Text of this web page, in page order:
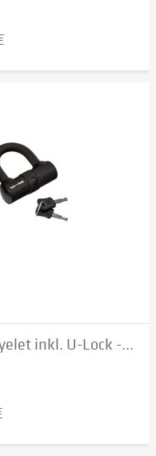
inkl. U-Lock -...